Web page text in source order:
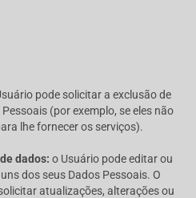
pode solicitar a exclusão de
(por exemplo, se eles não
lhe fornecer os serviços).
dados: o Usuário pode editar ou
dos seus Dados Pessoais. O
atualizações, alterações ou